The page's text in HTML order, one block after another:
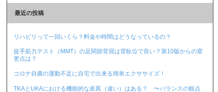
最近の投稿
リハビリって一回いくら？料金や時間はどうなっているの？
徒手筋力テスト（MMT）の足関節背屈は背臥位で良い？第10版からの変
更点は？
コロナ自粛の運動不足に自宅で出来る簡単エクササイズ！
TKAとUKAにおける機能的な差異（違い）はある？ 〜バランスの観点